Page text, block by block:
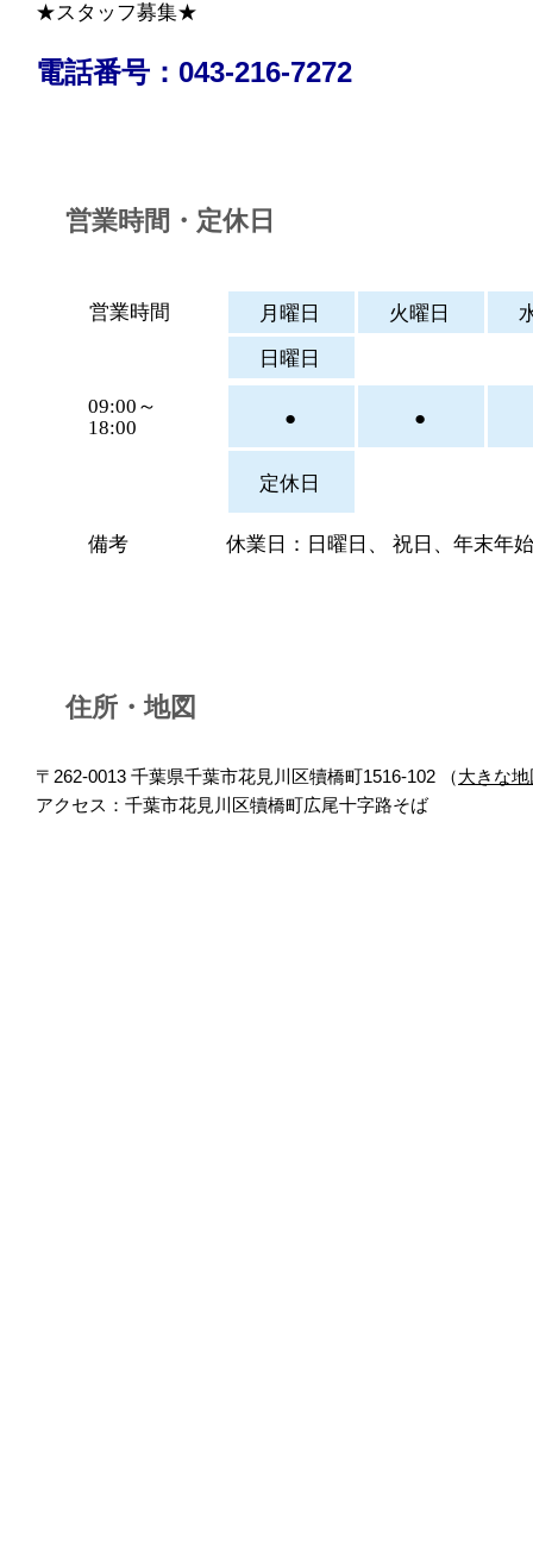
★スタッフ募集★
電話番号：043-216-7272
営業時間・定休日
営業時間 月曜日 火曜日
日曜日
09:00～
18:00
● ●
定休日
備考 休業日：日曜日、 祝日、年末年
住所・地図
〒262-0013 千葉県千葉市花見川区犢橋町1516-102 （大きな
アクセス：千葉市花見川区犢橋町広尾十字路そば